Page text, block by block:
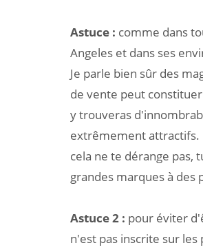
Astuce : comme dans
Angeles et dans ses
Je parle bien sûr des
de vente peut
y trouveras
extrêmement attractifs.
cela ne te dérange pas,
grandes marques à des
Astuce 2 : pour éviter
n'est pas inscrite sur les